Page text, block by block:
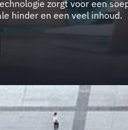
zorgt voor een
hinder en een veel inhoud.